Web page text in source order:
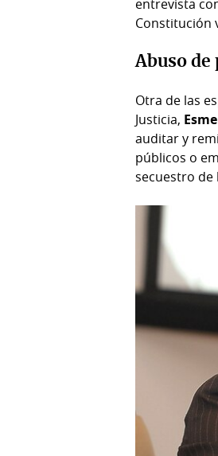
entrevista
Constitución
Abuso de
Otra de las
Justicia,
auditar y
públicos o
secuestro de